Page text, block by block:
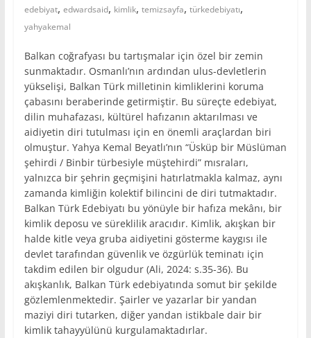
edebiyat, edwardsaid, kimlik, temizsayfa, türkedebiyatı,
yahyakemal
Balkan coğrafyası bu tartışmalar için özel bir zemin
sunmaktadır. Osmanlı’nın ardından ulus-devletlerin
yükselişi, Balkan Türk milletinin kimliklerini koruma
çabasını beraberinde getirmiştir. Bu süreçte edebiyat,
dilin muhafazası, kültürel hafızanın aktarılması ve
aidiyetin diri tutulması için en önemli araçlardan biri
olmuştur. Yahya Kemal Beyatlı’nın “Üsküp bir Müslüman
şehirdi / Binbir türbesiyle müştehirdi” mısraları,
yalnızca bir şehrin geçmişini hatırlatmakla kalmaz, aynı
zamanda kimliğin kolektif bilincini de diri tutmaktadır.
Balkan Türk Edebiyatı bu yönüyle bir hafıza mekânı, bir
kimlik deposu ve süreklilik aracıdır. Kimlik, akışkan bir
halde kitle veya gruba aidiyetini gösterme kaygısı ile
devlet tarafından güvenlik ve özgürlük teminatı için
takdim edilen bir olgudur (Ali, 2024: s.35-36). Bu
akışkanlık, Balkan Türk edebiyatında somut bir şekilde
gözlemlenmektedir. Şairler ve yazarlar bir yandan
maziyi diri tutarken, diğer yandan istikbale dair bir
kimlik tahayyülünü kurgulamaktadırlar.